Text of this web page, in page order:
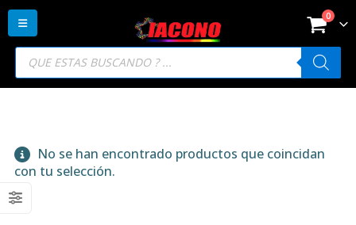
Búsqueda
productos
0
No se han encontrado productos que coincidan
con tu selección.